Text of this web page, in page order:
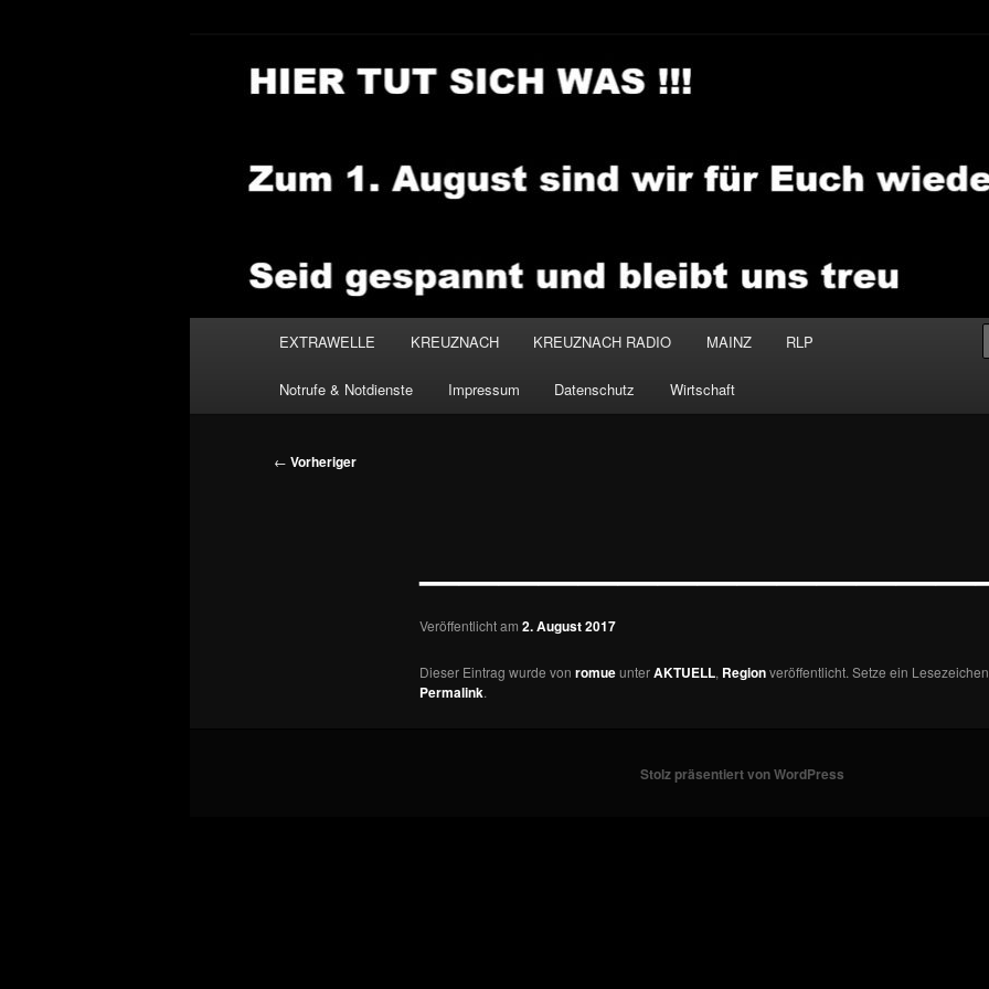
EXTRAWELLE KREUZNACH KREUZNACH RADIO MAINZ RLP
Notrufe & Notdienste Impressum Datenschutz Wirtschaft
Beitragsnavigation
← Vorheriger
Veröffentlicht am 2. August 2017
Dieser Eintrag wurde von romueunterAKTUELL, Regionveröffentlicht. Setze ein
Permalink.
Stolz präsentiert von WordPress